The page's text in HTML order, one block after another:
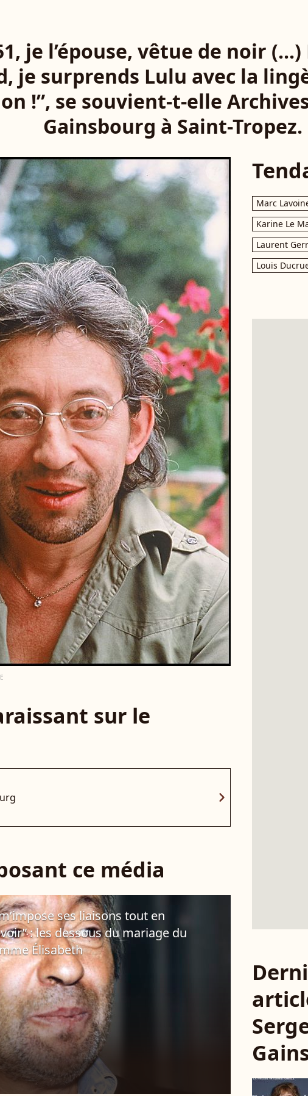
je l’épouse, vêtue de noir
je ­surprends Lulu avec la
!”, se souvient-t-elle
Gainsbourg à Saint-Tropez.
sur le
chevron_right
ce média
ses liaisons tout en
: les dessous du mariage du
Élisabeth
Marc
Karine Le
Laurent
Louis